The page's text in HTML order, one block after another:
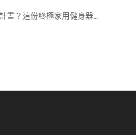
畫？這份終極家用健身器...